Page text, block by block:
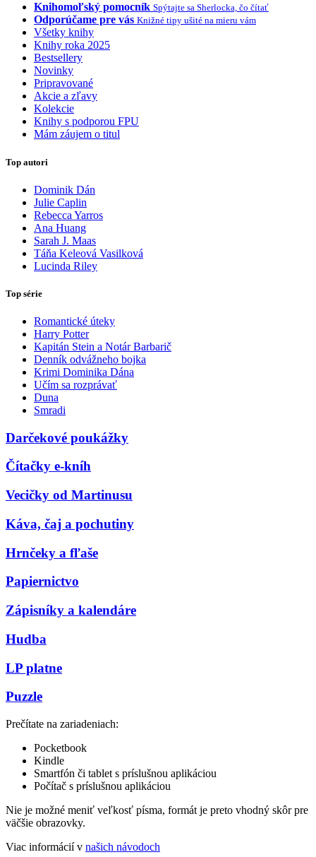
Knihomoľský pomocník Spýtajte sa Sherlocka, čo čítať
Odporúčame pre vás Knižné tipy ušité na mieru vám
Všetky knihy
Knihy roka 2025
Bestsellery
Novinky
Pripravované
Akcie a zľavy
Kolekcie
Knihy s podporou FPU
Mám záujem o titul
Top autori
Dominik Dán
Julie Caplin
Rebecca Yarros
Ana Huang
Sarah J. Maas
Táňa Keleová Vasilková
Lucinda Riley
Top série
Romantické úteky
Harry Potter
Kapitán Stein a Notár Barbarič
Denník odvážneho bojka
Krimi Dominika Dána
Učím sa rozprávať
Duna
Smradi
Darčekové poukážky
Čítačky e-kníh
Vecičky od Martinusu
Káva, čaj a pochutiny
Hrnčeky a fľaše
Papiernictvo
Zápisníky a kalendáre
Hudba
LP platne
Puzzle
Prečítate na zariadeniach:
Pocketbook
Kindle
Smartfón či tablet s príslušnou aplikáciou
Počítač s príslušnou aplikáciou
Nie je možné meniť veľkosť písma, formát je preto vhodný skôr pre
väčšie obrazovky.
Viac informácií v našich návodoch